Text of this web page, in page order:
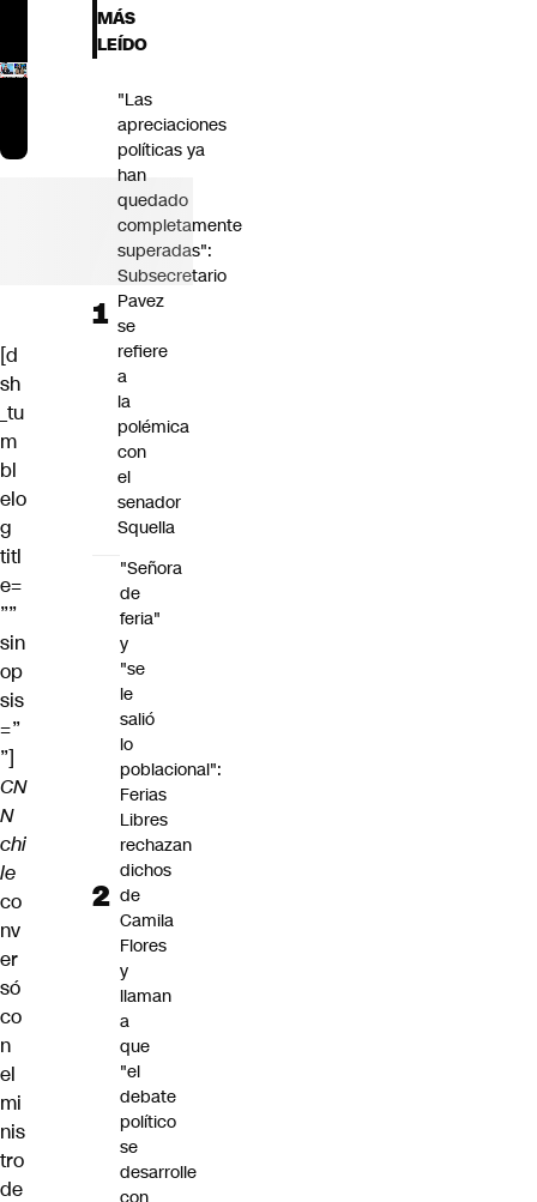
[d
sh
_tu
m
bl
elo
g
titl
e=
””
sin
op
sis
=”
”]
CN
N
chi
le
co
nv
er
só
co
n
el
mi
nis
tro
de
MÁS
LEÍDO
"Las
apreciaciones
políticas ya
han
quedado
completamente
superadas":
Subsecretario
Pavez
se
refiere
a
la
polémica
con
el
senador
Squella
"Señora
de
feria"
y
"se
le
salió
lo
poblacional":
Ferias
Libres
rechazan
dichos
de
Camila
Flores
y
llaman
a
que
"el
debate
político
se
desarrolle
con